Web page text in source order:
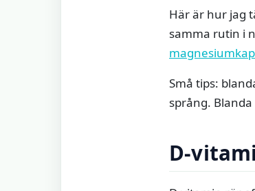
Här är hur jag
samma rutin i
Små tips:
språng.